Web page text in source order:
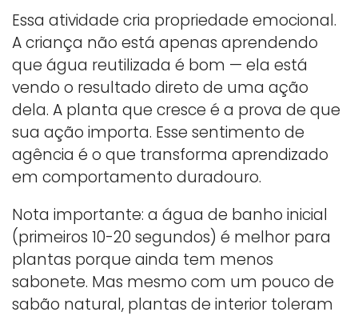
Essa atividade cria propriedade emocional.
A criança não está apenas aprendendo
que água reutilizada é bom — ela está
vendo o resultado direto de uma ação
dela. A planta que cresce é a prova de que
sua ação importa. Esse sentimento de
agência é o que transforma aprendizado
em comportamento duradouro.
Nota importante: a água de banho inicial
(primeiros 10-20 segundos) é melhor para
plantas porque ainda tem menos
sabonete. Mas mesmo com um pouco de
sabão natural, plantas de interior toleram